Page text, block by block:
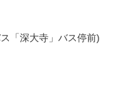
「深大寺」バス停前)